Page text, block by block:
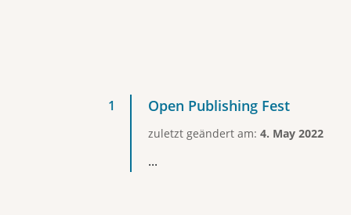
Open Publishing Fest
zuletzt geändert am: 4. May 2022
...